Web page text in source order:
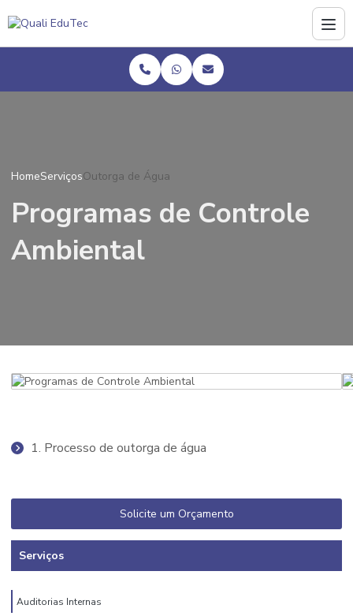
HomeServiçosOutorga de Água
Programas de Controle
Ambiental
1. Processo de outorga de água
Solicite um Orçamento
Serviços
Auditorias Internas